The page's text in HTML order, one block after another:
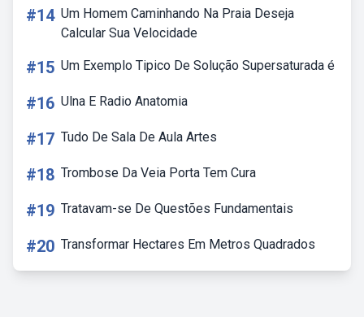
#14 Um Homem Caminhando Na Praia Deseja
Calcular Sua Velocidade
#15 Um Exemplo Tipico De Solução Supersaturada é
#16 Ulna E Radio Anatomia
#17 Tudo De Sala De Aula Artes
#18 Trombose Da Veia Porta Tem Cura
#19 Tratavam-se De Questões Fundamentais
#20 Transformar Hectares Em Metros Quadrados